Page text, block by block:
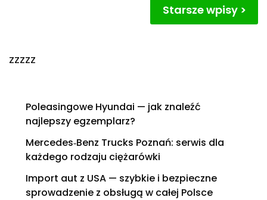
Starsze wpisy
zzzzz
Poleasingowe Hyundai — jak znaleźć
najlepszy egzemplarz?
Mercedes‑Benz Trucks Poznań: serwis dla
każdego rodzaju ciężarówki
Import aut z USA — szybkie i bezpieczne
sprowadzenie z obsługą w całej Polsce